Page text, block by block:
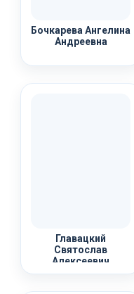
Бочкарева Ангелина
Андреевна
Главацкий
Святослав
Алексеевич